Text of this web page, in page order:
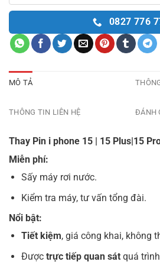
0827 776
MÔ TẢ
ĐÁNH
THÔNG TIN LIÊN HỆ
Thay Pin i phone 15 | 15 Plus|15
Miễn phí:
Sấy máy rơi nước.
Kiểm tra máy, tư vấn tổng đài.
Nổi bật:
Tiết kiệm, giá công khai, không
Được trực tiếp quan sátquá